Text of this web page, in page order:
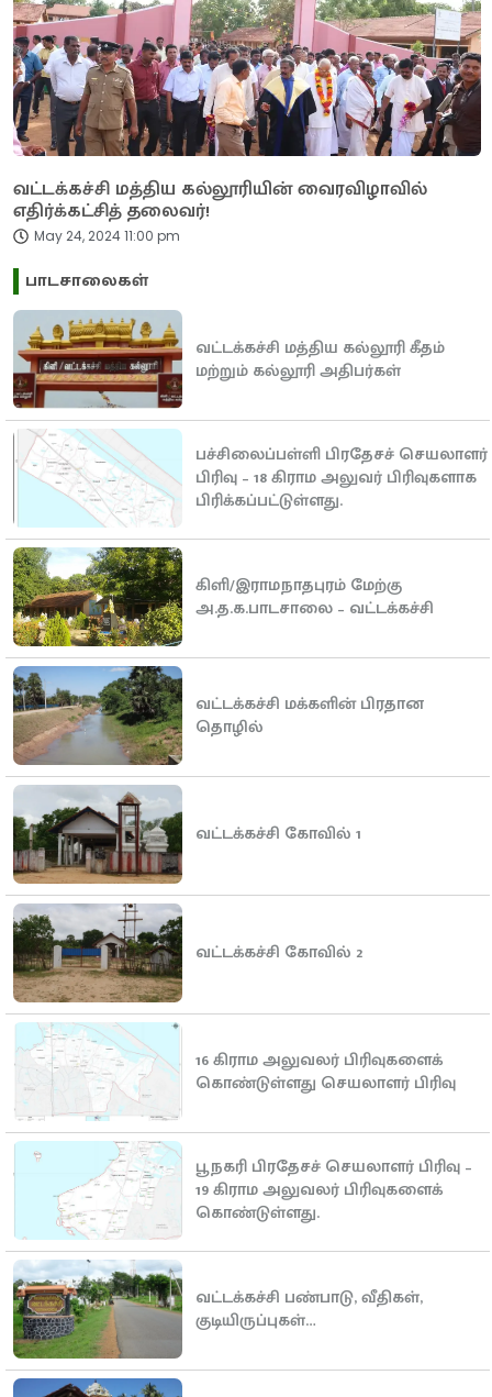
வட்டக்கச்சி மத்திய கல்லூரியின் வைரவிழாவில்
எதிர்க்கட்சித் தலைவர்!
May 24, 2024 11:00 pm
பாடசாலைகள்
வட்டக்கச்சி மத்திய கல்லூரி கீதம்
மற்றும் கல்லூரி அதிபர்கள்
பச்சிலைப்பள்ளி பிரதேசச் செயலாளர்
பிரிவு – 18 கிராம அலுவர் பிரிவுகளாக
பிரிக்கப்பட்டுள்ளது.
கிளி/இராமநாதபுரம் மேற்கு
அ.த.க.பாடசாலை – வட்டக்கச்சி
வட்டக்கச்சி மக்களின் பிரதான
தொழில்
வட்டக்கச்சி கோவில் 1
வட்டக்கச்சி கோவில் 2
16 கிராம அலுவலர் பிரிவுகளைக்
கொண்டுள்ளது செயலாளர் பிரிவு
பூநகரி பிரதேசச் செயலாளர் பிரிவு –
19 கிராம அலுவலர் பிரிவுகளைக்
கொண்டுள்ளது.
வட்டக்கச்சி பண்பாடு, வீதிகள்,
குடியிருப்புகள்…